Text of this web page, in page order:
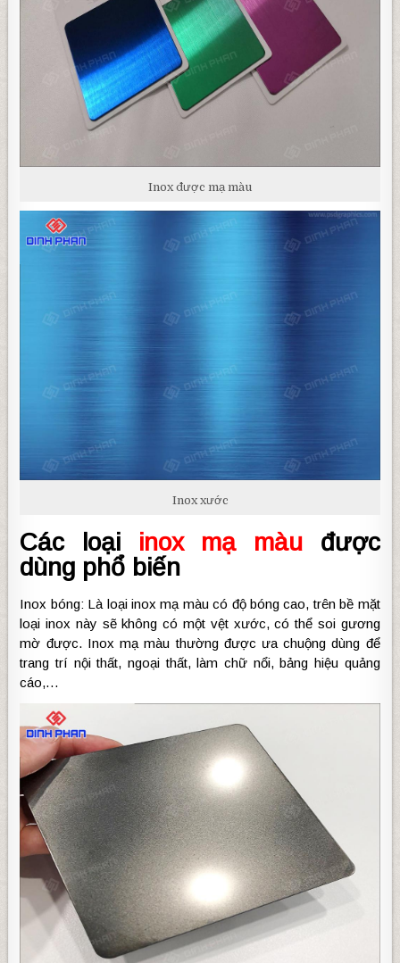
Inox được mạ màu
Inox xước
Các loại inox mạ màuđược
dùng phổ biến
Inox bóng: Là loại inox mạ màu có độ bóng cao, trên bề mặt
loại inox này sẽ không có một vệt xước, có thể soi gương
mờ được. Inox mạ màu thường được ưa chuộng dùng để
trang trí nội thất, ngoại thất, làm chữ nổi, bảng hiệu quảng
cáo,…